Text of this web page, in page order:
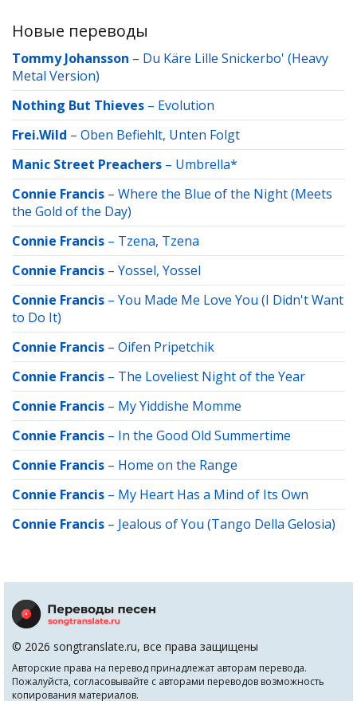
Новые переводы
Tommy Johansson – Du Käre Lille Snickerbo' (Heavy
Metal Version)
Nothing But Thieves – Evolution
Frei.Wild – Oben Befiehlt, Unten Folgt
Manic Street Preachers – Umbrella*
Connie Francis – Where the Blue of the Night (Meets
the Gold of the Day)
Connie Francis – Tzena, Tzena
Connie Francis – Yossel, Yossel
Connie Francis – You Made Me Love You (I Didn't Want
to Do It)
Connie Francis – Oifen Pripetchik
Connie Francis – The Loveliest Night of the Year
Connie Francis – My Yiddishe Momme
Connie Francis – In the Good Old Summertime
Connie Francis – Home on the Range
Connie Francis – My Heart Has a Mind of Its Own
Connie Francis – Jealous of You (Tango Della Gelosia)
© 2026 songtranslate.ru, все права защищены
Авторские права на перевод принадлежат авторам перевода.
Пожалуйста, согласовывайте с авторами переводов возможность
копирования материалов.